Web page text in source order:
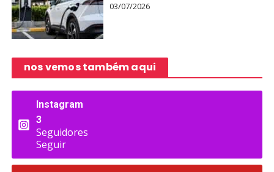
03/07/2026
nos vemos também aqui
Instagram
3
Seguidores
Seguir